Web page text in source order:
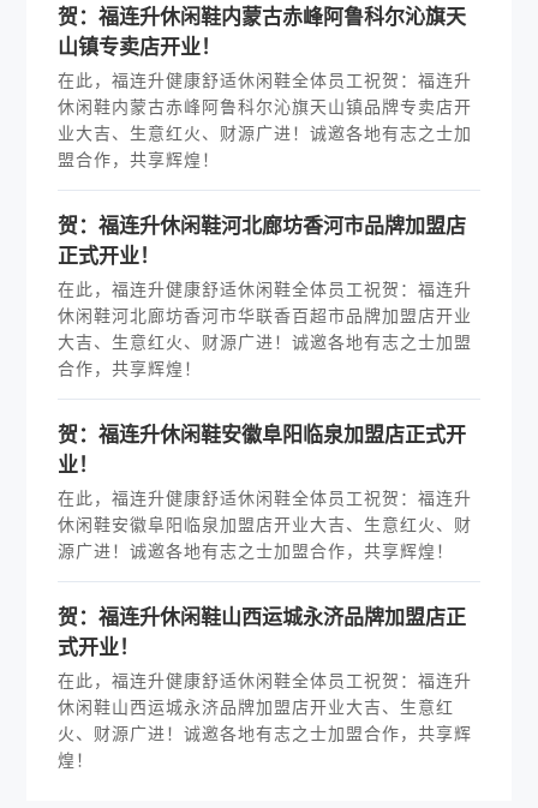
贺：福连升休闲鞋内蒙古赤峰阿鲁科尔沁旗天
山镇专卖店开业！
在此，福连升健康舒适休闲鞋全体员工祝贺：福连升
休闲鞋内蒙古赤峰阿鲁科尔沁旗天山镇品牌专卖店开
业大吉、生意红火、财源广进！诚邀各地有志之士加
盟合作，共享辉煌！
贺：福连升休闲鞋河北廊坊香河市品牌加盟店
正式开业！
在此，福连升健康舒适休闲鞋全体员工祝贺：福连升
休闲鞋河北廊坊香河市华联香百超市品牌加盟店开业
大吉、生意红火、财源广进！诚邀各地有志之士加盟
合作，共享辉煌！
贺：福连升休闲鞋安徽阜阳临泉加盟店正式开
业！
在此，福连升健康舒适休闲鞋全体员工祝贺：福连升
休闲鞋安徽阜阳临泉加盟店开业大吉、生意红火、财
源广进！诚邀各地有志之士加盟合作，共享辉煌！
贺：福连升休闲鞋山西运城永济品牌加盟店正
式开业！
在此，福连升健康舒适休闲鞋全体员工祝贺：福连升
休闲鞋山西运城永济品牌加盟店开业大吉、生意红
火、财源广进！诚邀各地有志之士加盟合作，共享辉
煌！